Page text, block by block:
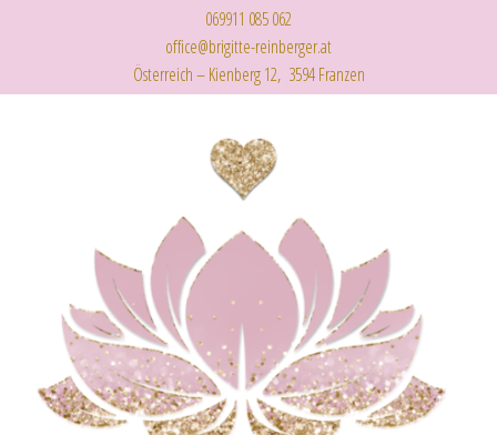
069911 085 062
office@brigitte-reinberger.at
Österreich – Kienberg 12, 3594 Franzen